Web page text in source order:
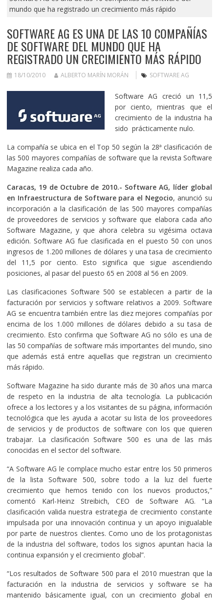
mundo que ha registrado un crecimiento más rápido
SOFTWARE AG ES UNA DE LAS 10 COMPAÑÍAS
DE SOFTWARE DEL MUNDO QUE HA
REGISTRADO UN CRECIMIENTO MÁS RÁPIDO
18/10/2010 ALBERTO MARÍN MORÁN SOFTWARE AG
Software AG creció un 11,5
por ciento, mientras que el
crecimiento de la industria ha
sido prácticamente nulo.
La compañía se ubica en el Top 50 según la 28ª clasificación de
las 500 mayores compañías de software que la revista Software
Magazine realiza cada año.
Caracas, 19 de Octubre de 2010.- Software AG, líder global
en Infraestructura de Software para el Negocio, anunció su
incorporación a la clasificación de las 500 mayores compañías
de proveedores de servicios y software que elabora cada año
Software Magazine, y que ahora celebra su vigésima octava
edición. Software AG fue clasificada en el puesto 50 con unos
ingresos de 1.200 millones de dólares y una tasa de crecimiento
del 11,5 por ciento. Esto significa que sigue ascendiendo
posiciones, al pasar del puesto 65 en 2008 al 56 en 2009.
Las clasificaciones Software 500 se establecen a partir de la
facturación por servicios y software relativos a 2009. Software
AG se encuentra también entre las diez mejores compañías por
encima de los 1.000 millones de dólares debido a su tasa de
crecimiento. Esto confirma que Software AG no sólo es una de
las 50 compañías de software más importantes del mundo, sino
que además está entre aquellas que registran un crecimiento
más rápido.
Software Magazine ha sido durante más de 30 años una marca
de respeto en la industria de alta tecnología. La publicación
ofrece a los lectores y a los visitantes de su página, información
tecnológica que les ayuda a acotar su lista de los proveedores
de servicios y de productos de software con los que quieren
trabajar. La clasificación Software 500 es una de las más
conocidas en el sector del software.
“A Software AG le complace mucho estar entre los 50 primeros
de la lista Software 500, sobre todo a la luz del fuerte
crecimiento que hemos tenido con los nuevos productos,”
comentó Karl-Heinz Streibich, CEO de Software AG. “La
clasificación valida nuestra estrategia de crecimiento constante
impulsada por una innovación continua y un apoyo inigualable
por parte de nuestros clientes. Como uno de los protagonistas
de la industria del software, todos los signos apuntan hacia la
continua expansión y el crecimiento global”.
“Los resultados de Software 500 para el 2010 muestran que la
facturación en la industria de servicios y software se ha
mantenido básicamente igual, con un crecimiento global en